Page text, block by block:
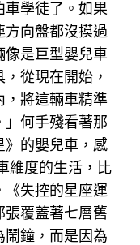
學徒了。如果
方向盤都沒摸過
像是巨型嬰兒車
從現在開始，
，將這輛車精準
」何手殘看著那
》的嬰兒車，感
維度的生活，比
《失控的星座運
張覆蓋著七層舊
鬧鐘，而是因為